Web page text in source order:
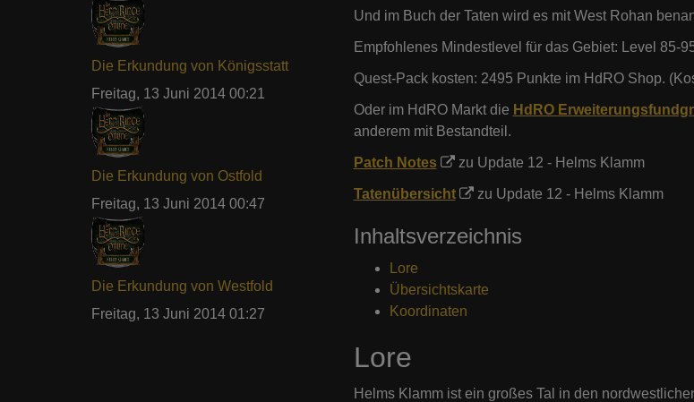
Und im Buch der Taten wird es mit West Rohan
Empfohlenes Mindestlevel für das Gebiet: Level 85-
Quest-Pack kosten: 2495 Punkte im HdRO Shop.
Oder im HdRO Markt die HdRO
anderem mit Bestandteil.
Patch Notes zu Update 12 - Helms Klamm
Tatenübersicht zu Update 12 - Helms Klamm
Inhaltsverzeichnis
Lore
Übersichtskarte
Koordinaten
Lore
Helms Klamm ist ein großes Tal in den
Die Erkundung von Königsstatt
Freitag, 13 Juni 2014 00:21
Die Erkundung von Ostfold
Freitag, 13 Juni 2014 00:47
Die Erkundung von Westfold
Freitag, 13 Juni 2014 01:27